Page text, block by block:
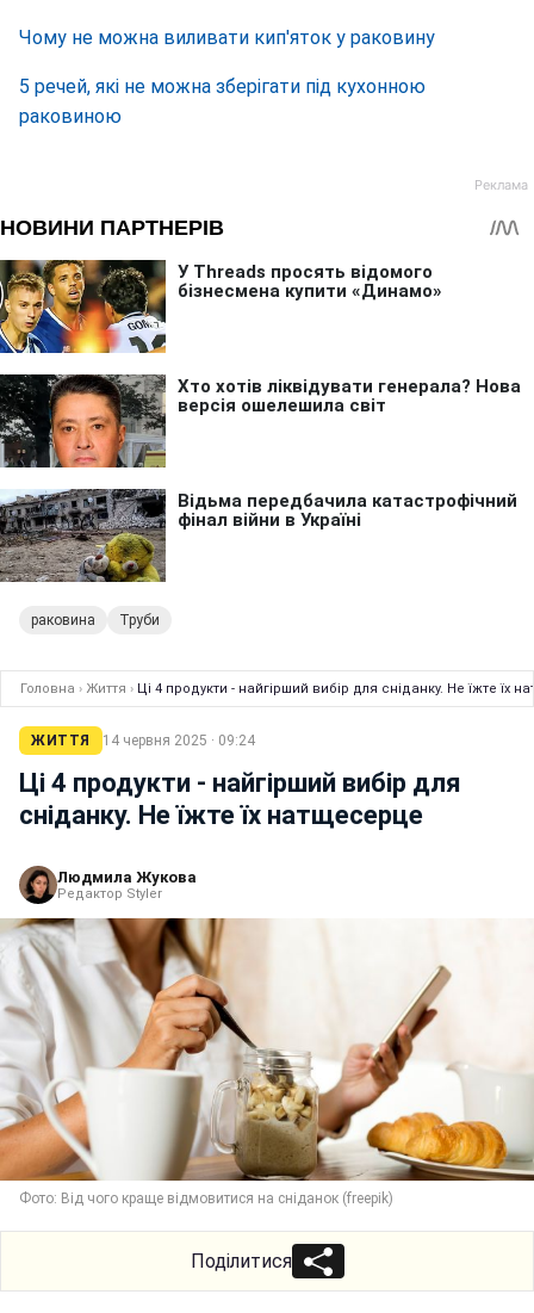
Чому не можна виливати кип'яток у раковину
5 речей, які не можна зберігати під кухонною
раковиною
раковина Труби
Головна › Життя › Ці 4 продукти - найгірший вибір для сніданку. Не їжте їх
ЖИТТЯ 14 червня 2025 · 09:24
Ці 4 продукти - найгірший вибір для
сніданку. Не їжте їх натщесерце
Людмила Жукова
Редактор Styler
Фото: Від чого краще відмовитися на сніданок (freepik)
Поділитися